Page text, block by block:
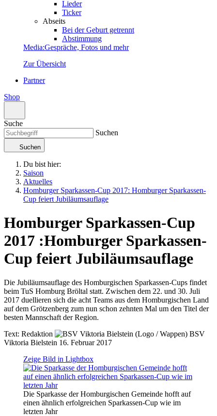
Lieder
Ticker
Abseits
Bei der Geburt getrennt
Abstimmung
Media:Gespräche, Fotos und mehr
Zur Übersicht
Partner
Shop
Suche
Suchen
Suchen
Du bist hier:
Saison
Aktuelles
Homburger Sparkassen-Cup 2017: Homburger Sparkassen-
Cup feiert Jubiläumsauflage
Homburger Sparkassen-Cup
2017 :Homburger Sparkassen-
Cup feiert Jubiläumsauflage
Die Jubiläumsauflage des Homburgischen Sparkassen-Cups findet
beim TuS Homburg Bröltal statt. Zwischen dem 22. und 30. Juli
2017 duellieren sich die acht Teams aus dem Homburgischen Land
auf dem Grötzenberg zum nun schon zehnten Mal um den Titel der
besten Mannschaft der Region.
Text: Redaktion
BSV
Viktoria Bielstein 16. Februar 2017
Zeige Bild in Lightbox
Die Sparkasse der Homburgischen Gemeinde hofft auf
einen ähnlich erfolgreichen Sparkassen-Cup wie im
letzten Jahr